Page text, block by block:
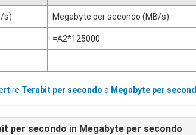
s) Megabyte per secondo (MB/s)
=A2*125000
Terabit per secondo a Megabyte per
per secondo in Megabyte per secondo